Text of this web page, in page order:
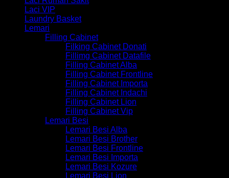
Laci VIP
Laundry Basket
Lemari
Filling Cabinet
Filking Cabinet Donati
Fillimg Cabinet Datafile
Filling Cabinet Alba
Filling Cabinet Frontline
Filling Cabinet Importa
Filling Cabinet Indachi
Filling Cabinet Lion
Filling Cabinet Vip
Lemari Besi
Lemari Besi Alba
Lemari Besi Brother
Lemari Besi Frontline
Lemari Besi Importa
Lemari Besi Kozure
Lemari Besi Lion